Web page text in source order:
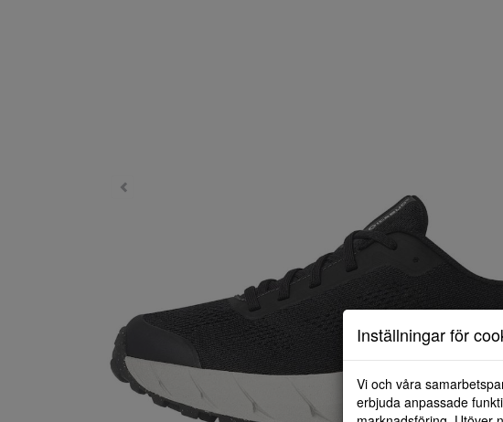
Inställningar för
Vi och våra
erbjuda anpassade